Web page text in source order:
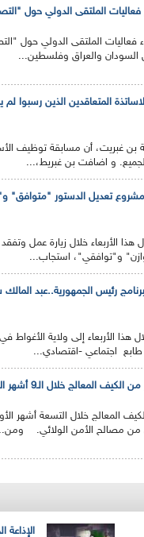
فعاليات الملتقى الدولي حول
فعاليات الملتقى الدولي حول
السودان والعراق وفلسطين...
المتعاقدين الذين رسبوا
بن غبريت، أن مسابقة توظيف
و اضافت بن غبريط،...
هذا الأربعاء خلال زيارة عمل
و"توافقي"، استجاب...
رئيس الجمهورية..عبد
هذا الأربعاء إلى ولاية الأغواط
اجتماعي -اقتصادي...
قنطار من الكيف المعالج خلال التسعة
من مصالح الأمن الولائي.